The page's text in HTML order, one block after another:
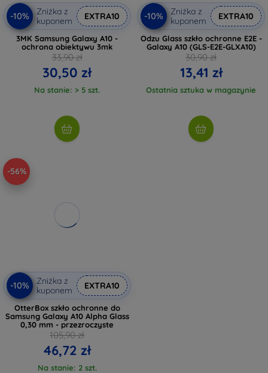
-10%
Zniżka z
kuponem
EXTRA10
3MK Samsung Galaxy A10 -
ochrona obiektywu 3mk
33,90 zł
30,50 zł
Na stanie: > 5 szt.
-10%
Zniżka z
kuponem
EXTRA10
Odzu Glass szkło ochronne E2E -
Galaxy A10 (GLS-E2E-GLXA10)
30,90 zł
13,41 zł
Ostatnia sztuka w magazynie
-56%
-10%
Zniżka z
kuponem
EXTRA10
OtterBox szkło ochronne do
Samsung Galaxy A10 Alpha Glass
0,30 mm - przezroczyste
105,90 zł
46,72 zł
Na stanie: 2 szt.